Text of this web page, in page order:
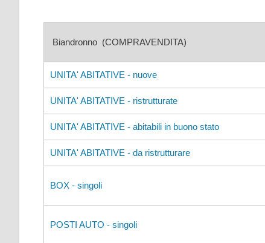
Biandronno (COMPRAVENDITA)
UNITA' ABITATIVE - nuove
UNITA' ABITATIVE - ristrutturate
UNITA' ABITATIVE - abitabili in buono stato
UNITA' ABITATIVE - da ristrutturare
BOX - singoli
POSTI AUTO - singoli